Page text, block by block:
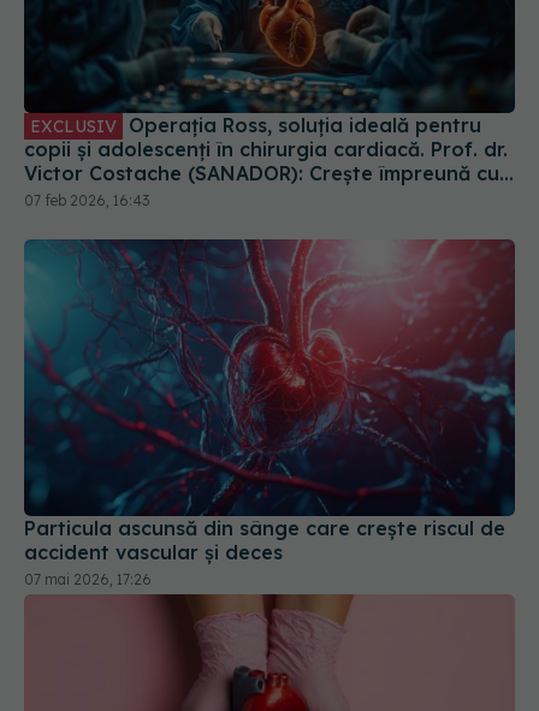
EXCLUSIV
copii și adolescenți în chirurgia cardiacă. Prof. dr.
Victor Costache (SANADOR): Crește împreună cu
ei
07 feb 2026, 16:43
Particula ascunsă din sânge care crește riscul de
accident vascular și deces
07 mai 2026, 17:26